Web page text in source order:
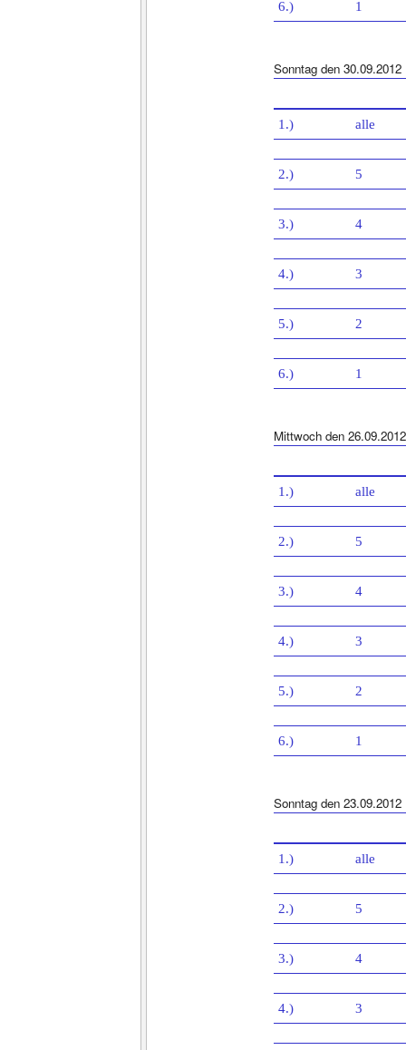
6.) 1
Sonntag den 30.09.2012
1.) alle
2.) 5
3.) 4
4.) 3
5.) 2
6.) 1
Mittwoch den 26.09.2012
1.) alle
2.) 5
3.) 4
4.) 3
5.) 2
6.) 1
Sonntag den 23.09.2012
1.) alle
2.) 5
3.) 4
4.) 3